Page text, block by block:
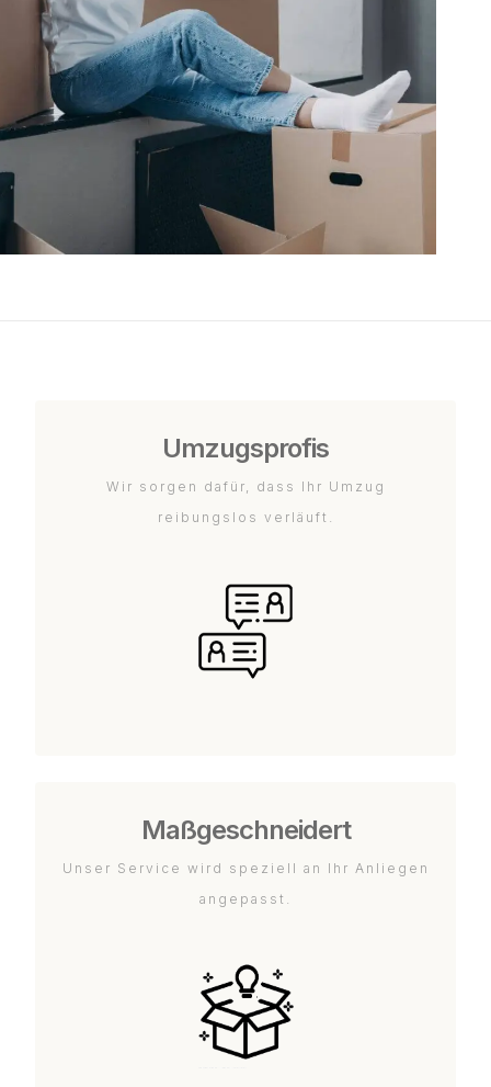
Umzugsprofis
Wir sorgen dafür, dass Ihr Umzug
reibungslos verläuft.
Maßgeschneidert
Unser Service wird speziell an Ihr Anliegen
angepasst.